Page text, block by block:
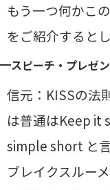
もう一つ何かこ
をご紹介すると
スピーチ・プレゼ
信元：KISSの法
は普通はKeep it
simple short と
ブレイクスルー